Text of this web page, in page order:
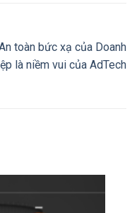
toàn bức xạ của Doanh
là niềm vui của AdTech